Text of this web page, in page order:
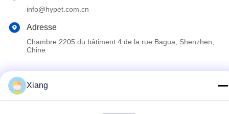
info@hypet.com.cn
Adresse
Chambre 2205 du bâtiment 4 de la rue Bagua, Shenzhen,
Chine
Chine Bonne qualité Machine en plastique d'extrudeuse Le
Xiang